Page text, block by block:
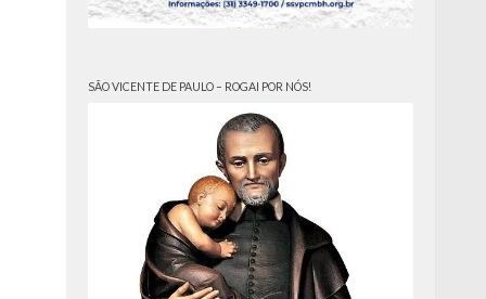
SÃO VICENTE DE PAULO – ROGAI POR NÓS!